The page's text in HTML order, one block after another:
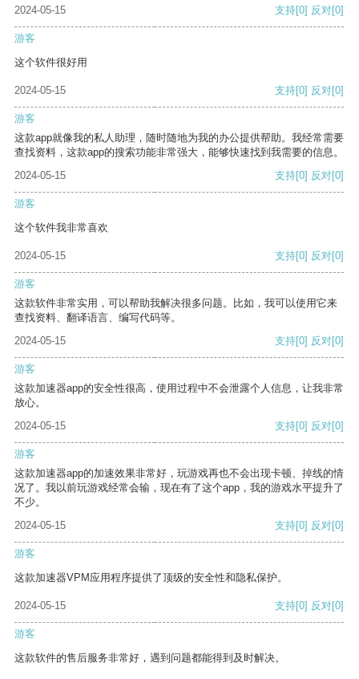
2024-05-15 支持[0] 反对[0]
游客
这个软件很好用
2024-05-15 支持[0] 反对[0]
游客
这款app就像我的私人助理，随时随地为我的办公提供帮助。我经常需要
查找资料，这款app的搜索功能非常强大，能够快速找到我需要的信息。
2024-05-15
支持[0] 反对[0]
游客
这个软件我非常喜欢
2024-05-15 支持[0] 反对[0]
游客
这款软件非常实用，可以帮助我解决很多问题。比如，我可以使用它来
查找资料、翻译语言、编写代码等。
2024-05-15
支持[0] 反对[0]
游客
这款加速器app的安全性很高，使用过程中不会泄露个人信息，让我非常
放心。
2024-05-15
支持[0] 反对[0]
游客
这款加速器app的加速效果非常好，玩游戏再也不会出现卡顿、掉线的情
况了。我以前玩游戏经常会输，现在有了这个app，我的游戏水平提升了
不少。
2024-05-15
支持[0] 反对[0]
游客
这款加速器VPM应用程序提供了顶级的安全性和隐私保护。
2024-05-15 支持[0] 反对[0]
游客
这款软件的售后服务非常好，遇到问题都能得到及时解决。